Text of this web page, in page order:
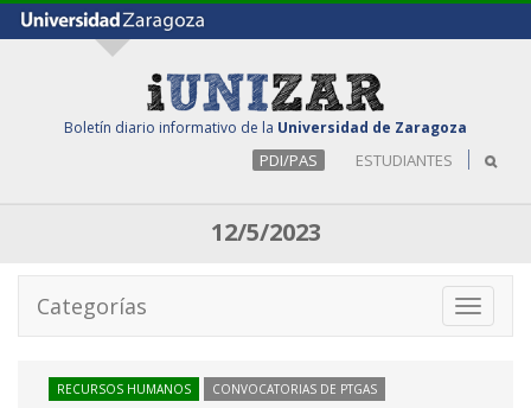
Boletín diario informativo de la Universidad de Zaragoza
PDI/PAS ESTUDIANTES
12/5/2023
Toggle
Categorías
RECURSOS HUMANOS CONVOCATORIAS DE PTGAS